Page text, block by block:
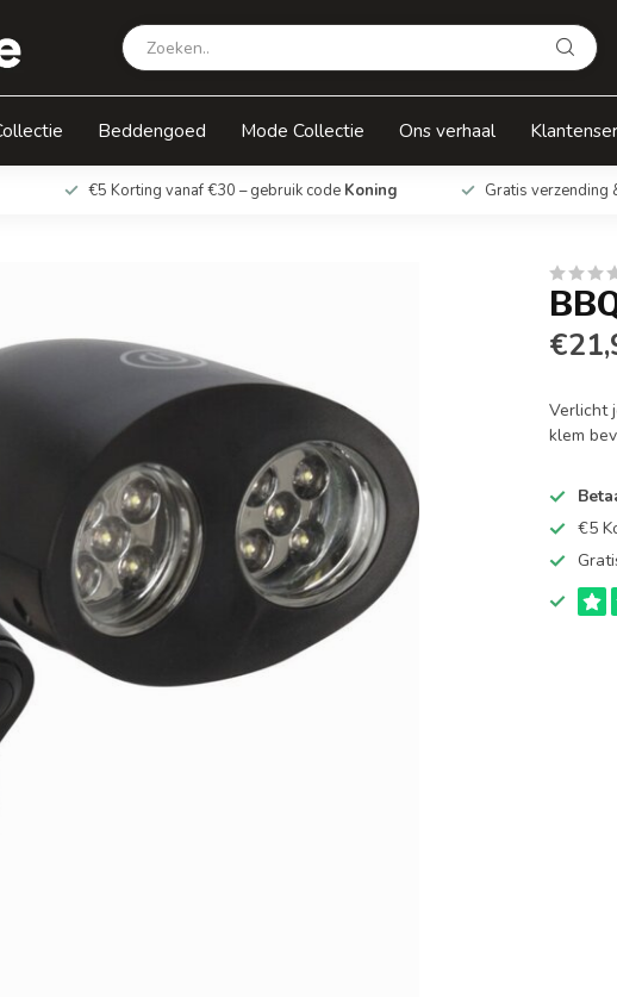
Beddengoed Mode Collectie Ons verhaal
€5 Korting vanaf €30 – gebruik code Koning Gratis verzending
Verlicht
klem
€5